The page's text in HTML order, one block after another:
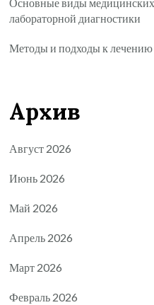
Основные виды
лабораторной диагностики
Методы и подходы к лечению
Архив
Август 2026
Июнь 2026
Май 2026
Апрель 2026
Март 2026
Февраль 2026